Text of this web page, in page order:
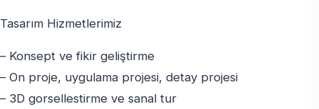
Tasarım Hizmetlerimiz
– Konsept ve fikir geliştirme
– On proje, uygulama projesi, detay projesi
– 3D gorsellestirme ve sanal tur